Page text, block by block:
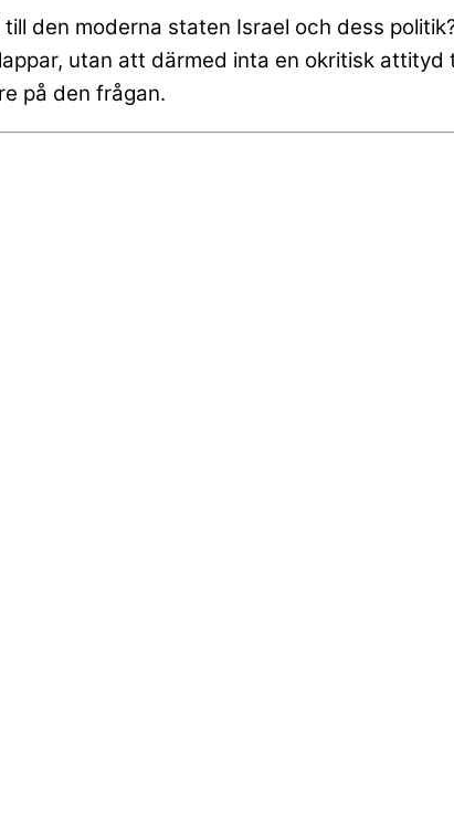
den moderna staten Israel och dess
utan att därmed inta en okritisk attityd
på den frågan.